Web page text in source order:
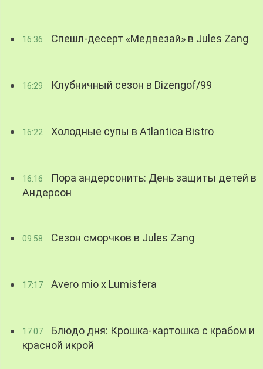
16:36 Спешл-десерт «Медвезай» в Jules Zang
16:29 Клубничный сезон в Dizengof/99
16:22 Холодные супы в Atlantica Bistro
16:16
Пора андерсонить: День защиты детей в
Андерсон
09:58 Сезон сморчков в Jules Zang
17:17 Avero mio x Lumisfera
17:07
Блюдо дня: Крошка-картошка с крабом и
красной икрой